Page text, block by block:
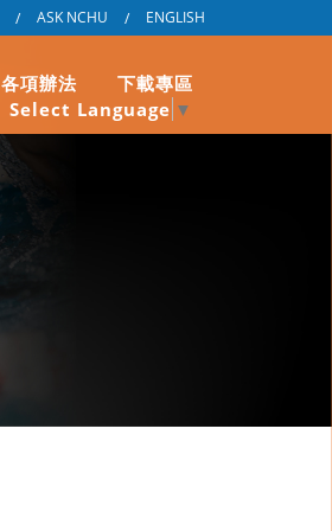
/ ASK NCHU / ENGLISH
各項辦法
下載專區
Select Language ▼